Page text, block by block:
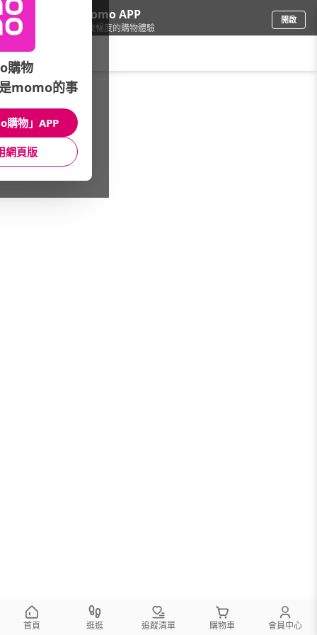
下載momo APP
給你3倍流暢度的購物體驗
開啟
家電/掃地機/掃地機品牌
館長推薦 月銷量
首頁 逛逛 追蹤清單 購物車 會員中心
購物
momo的事
購物」APP
網頁版